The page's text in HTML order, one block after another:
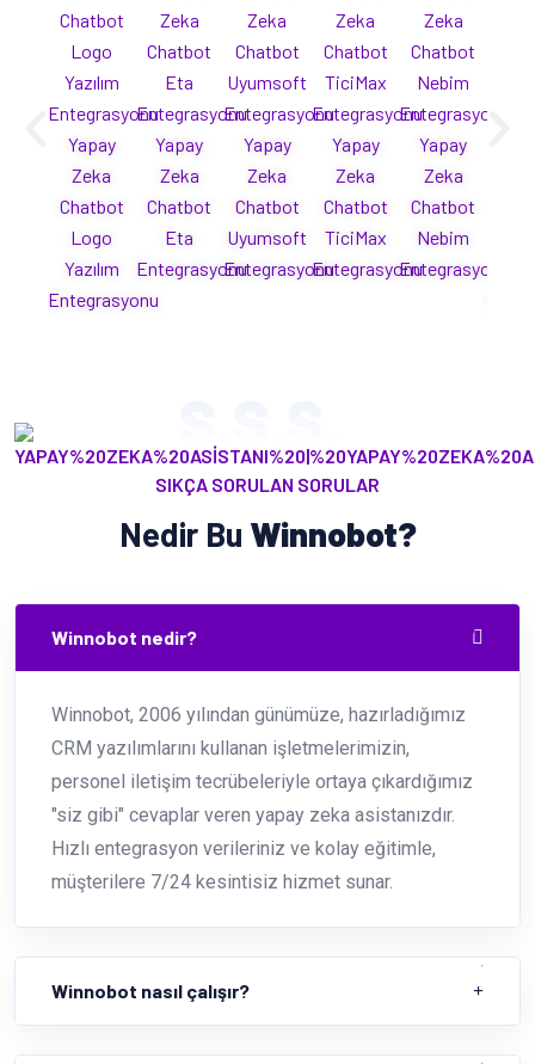
Yapay
Zeka
Chatbot
Logo
Yazılım
Entegrasyonu
Yapay
Zeka
Chatbot
Eta
Entegrasyonu
Yapay
Zeka
Chatbot
Uyumsoft
Entegrasyonu
Yapay
Zeka
Chatbot
TiciMax
Entegrasyonu
Yapay
Zeka
Chatbot
Nebim
Entegrasyonu
SIKÇA SORULAN SORULAR
Nedir Bu Winnobot?
Winnobot nedir?
Winnobot, 2006 yılından günümüze, hazırladığımız
CRM yazılımlarını kullanan işletmelerimizin,
personel iletişim tecrübeleriyle ortaya çıkardığımız
"siz gibi" cevaplar veren yapay zeka asistanızdır.
Hızlı entegrasyon verileriniz ve kolay eğitimle,
müşterilere 7/24 kesintisiz hizmet sunar.
Winnobot nasıl çalışır?